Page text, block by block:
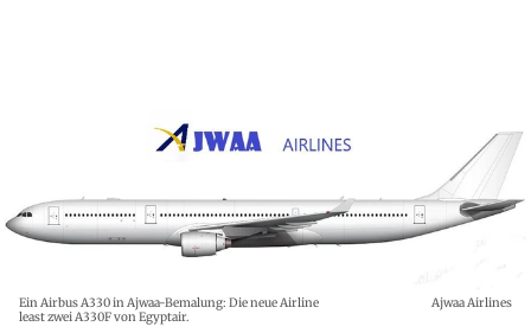
Ein Airbus A330 in Ajwaa-Bemalung: Die neue Airline
least zwei A330F von Egyptair.
Ajwaa Airlines